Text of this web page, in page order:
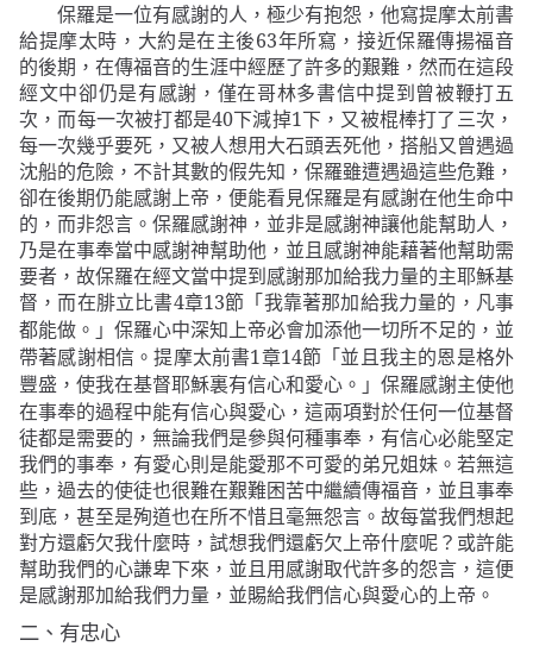
保羅是一位有感謝的人，極少有抱怨，他寫提摩太前書
給提摩太時，大約是在主後63年所寫，接近保羅傳揚福音
的後期，在傳福音的生涯中經歷了許多的艱難，然而在這段
經文中卻仍是有感謝，僅在哥林多書信中提到曾被鞭打五
次，而每一次被打都是40下減掉1下，又被棍棒打了三次，
每一次幾乎要死，又被人想用大石頭丟死他，搭船又曾遇過
沈船的危險，不計其數的假先知，保羅雖遭遇過這些危難，
卻在後期仍能感謝上帝，便能看見保羅是有感謝在他生命中
的，而非怨言。保羅感謝神，並非是感謝神讓他能幫助人，
乃是在事奉當中感謝神幫助他，並且感謝神能藉著他幫助需
要者，故保羅在經文當中提到感謝那加給我力量的主耶穌基
督，而在腓立比書4章13節 「我靠著那加給我力量的，凡事
都能做。」 保羅心中深知上帝必會加添他一切所不足的，並
帶著感謝相信。提摩太前書1章14節 「並且我主的恩是格外
豐盛，使我在基督耶穌裏有信心和愛心。」 保羅感謝主使他
在事奉的過程中能有信心與愛心，這兩項對於任何一位基督
徒都是需要的，無論我們是參與何種事奉，有信心必能堅定
我們的事奉，有愛心則是能愛那不可愛的弟兄姐妹。若無這
些，過去的使徒也很難在艱難困苦中繼續傳福音，並且事奉
到底，甚至是殉道也在所不惜且毫無怨言。故每當我們想起
對方還虧欠我什麼時，試想我們還虧欠上帝什麼呢？或許能
幫助我們的心謙卑下來，並且用感謝取代許多的怨言，這便
是感謝那加給我們力量，並賜給我們信心與愛心的上帝。
二、有忠心